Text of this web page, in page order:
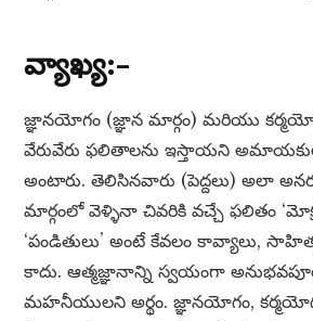
వ్యాఖ్య:–
జ్ఞానయోగం (జ్ఞాన మార్గం) మరియు
వేరువేరు ఫలితాలను ఇస్తాయని
అంటారు. తెలిసినవారు (పెద్దలు) అలా
మార్గంలో వెళ్ళినా చివరికి వచ్చే ఫలితం
‘పండితులు’ అంటే కేవలం కావ్యాలు,
కాదు. ఆత్మజ్ఞానాన్ని స్వయంగా
మహనీయులని అర్థం. జ్ఞానయోగం,